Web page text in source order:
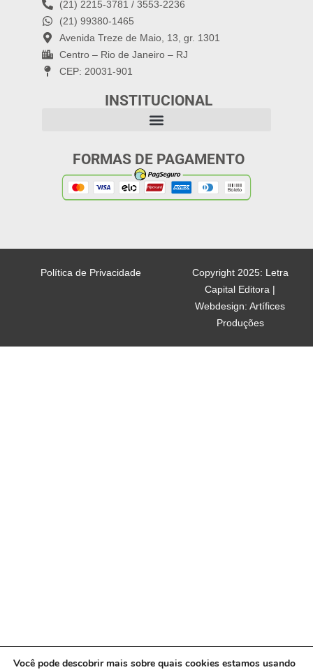
(21) 2215-3781 / 3553-2236
(21) 99380-1465
Avenida Treze de Maio, 13, gr. 1301
Centro – Rio de Janeiro – RJ
CEP: 20031-901
INSTITUCIONAL
FORMAS DE PAGAMENTO
Copyright 2025: Letra
Capital Editora |
Webdesign: Artífices
Produções
Política de Privacidade
Você pode descobrir mais sobre quais cookies estamos usando